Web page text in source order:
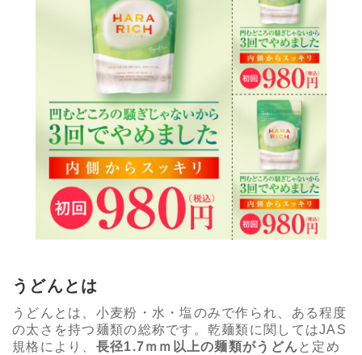
うどんとは
うどんとは、小麦粉・水・塩のみで作られ、ある程度
の太さを持つ麺類の総称です。乾麺類に関してはJAS
規格により、 長径1.7ｍｍ以上の麺類がうどん と定め